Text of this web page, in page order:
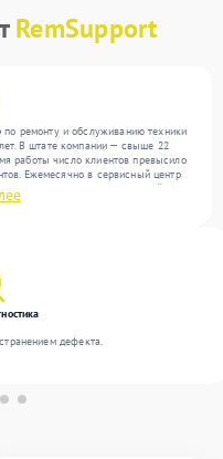
RemSupport
ремонту и обслуживанию техники
В штате компании — свыше 22
работы число клиентов превысило
Ежемесячно в сервисный центр
, . Мы устраняем поломки любой
благодаря опыту команды.
дефекта.